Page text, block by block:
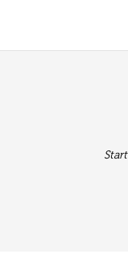
Start